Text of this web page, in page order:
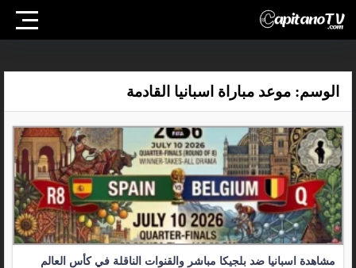
الوسم: موعد مباراة اسبانيا القادمة
مشاهدة اسبانيا ضد بلجيكا مباشر والقنوات الناقلة في كأس العالم